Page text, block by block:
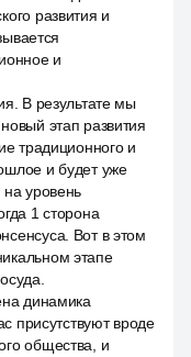
развития и
и
В результате мы
этап развития
традиционного и
и будет уже
уровень
1 сторона
Вот в этом
этапе
динамика
присутствуют вроде
общества, и